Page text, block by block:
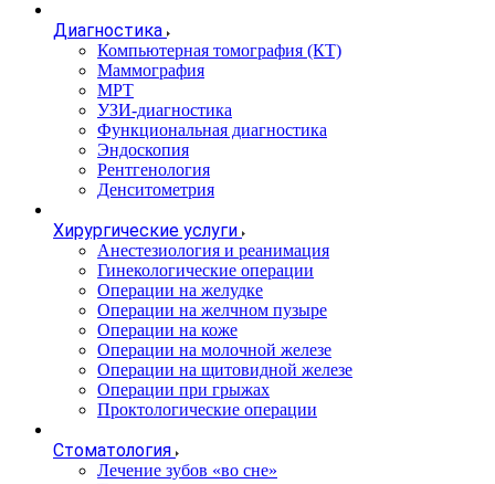
Диагностика
Компьютерная томография (КТ)
Маммография
МРТ
УЗИ-диагностика
Функциональная диагностика
Эндоскопия
Рентгенология
Денситометрия
Хирургические услуги
Анестезиология и реанимация
Гинекологические операции
Операции на желудке
Операции на желчном пузыре
Операции на коже
Операции на молочной железе
Операции на щитовидной железе
Операции при грыжах
Проктологические операции
Стоматология
Лечение зубов «во сне»